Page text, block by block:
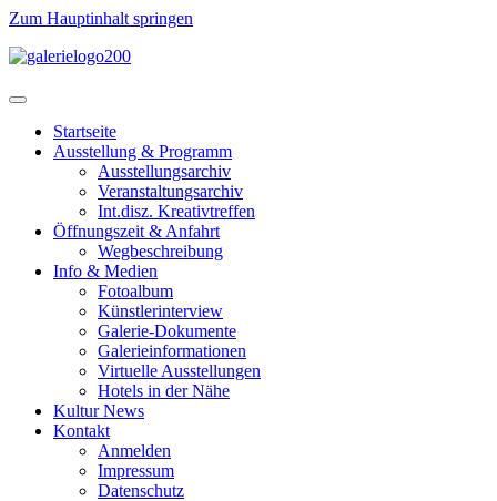
Zum Hauptinhalt springen
Startseite
Ausstellung & Programm
Ausstellungsarchiv
Veranstaltungsarchiv
Int.disz. Kreativtreffen
Öffnungszeit & Anfahrt
Wegbeschreibung
Info & Medien
Fotoalbum
Künstlerinterview
Galerie-Dokumente
Galerieinformationen
Virtuelle Ausstellungen
Hotels in der Nähe
Kultur News
Kontakt
Anmelden
Impressum
Datenschutz